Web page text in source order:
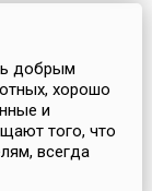
добрым
хорошо
и
того, что
всегда